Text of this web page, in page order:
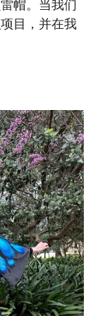
帽。当我们
目，并在我